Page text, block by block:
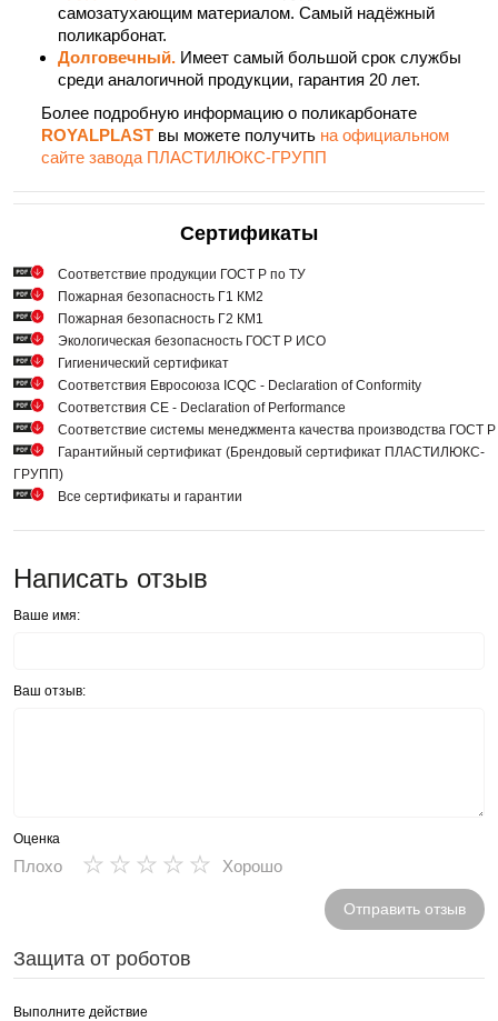
самозатухающим материалом. Самый надёжный
поликарбонат.
Долговечный. Имеет самый большой срок службы
среди аналогичной продукции, гарантия 20 лет.
Более подробную информацию о поликарбонате
ROYALPLAST вы можете получить на официальном
сайте завода ПЛАСТИЛЮКС-ГРУПП
Сертификаты
Cоответствие продукции ГОСТ Р по ТУ
Пожарная безопасность Г1 КМ2
Пожарная безопасность Г2 КМ1
Экологическая безопасность ГОСТ Р ИСО
Гигиенический сертификат
Соответствия Евросоюза ICQC - Declaration of Conformity
Соответствия СЕ - Declaration of Performance
Соответствие системы менеджмента качества производства ГОСТ
Гарантийный сертификат (Брендовый сертификат ПЛАСТИЛЮКС-
ГРУПП)
Все сертификаты и гарантии
Написать отзыв
Ваше имя:
Ваш отзыв:
Оценка
Плохо ★
★
★
★
★ Хорошо
Отправить отзыв
Защита от роботов
Выполните действие